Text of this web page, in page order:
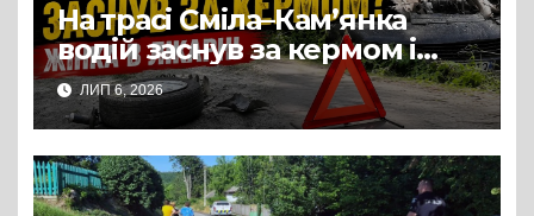
На трасі Сміла–Кам’янка
водій заснув за кермом і
спричинив ДТП:
постраждала жінка
ЛИП 6, 2026